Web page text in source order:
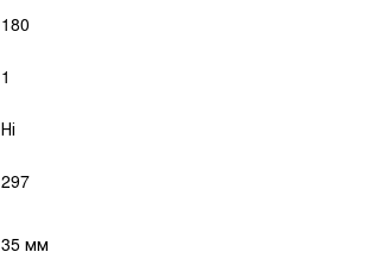
180
1
Ні
297
35 мм